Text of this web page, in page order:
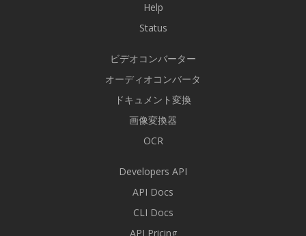
Help
Status
ビデオコンバーター
オーディオコンバータ
ドキュメント変換
画像変換器
OCR
Developers API
API Docs
CLI Docs
API Pricing